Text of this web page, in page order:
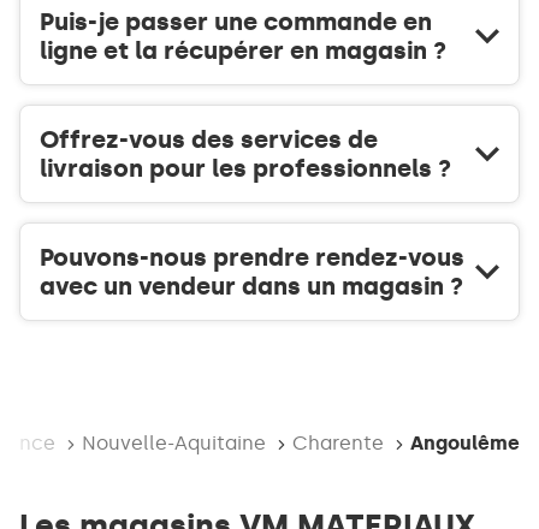
Puis-je passer une commande en
ligne et la récupérer en magasin ?
Offrez-vous des services de
livraison pour les professionnels ?
Pouvons-nous prendre rendez-vous
avec un vendeur dans un magasin ?
Nouvelle-Aquitaine Charente Angoulême